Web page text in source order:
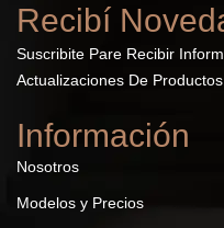
Recibí
Suscribite Pare Recibir
Actualizaciones De Productos.
Información
Nosotros
Modelos y Precios